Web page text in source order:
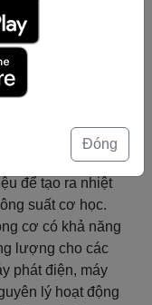
ra áp suất cao.
đốt và các sản
cơ thường dựa
hoá học. Trong
để tạo ra công
được tạo ra
để tạo ra nhiệt
suất cơ học.
cơ có khả năng
lượng cho các
phát điện, máy
lý hoạt động
Đóng